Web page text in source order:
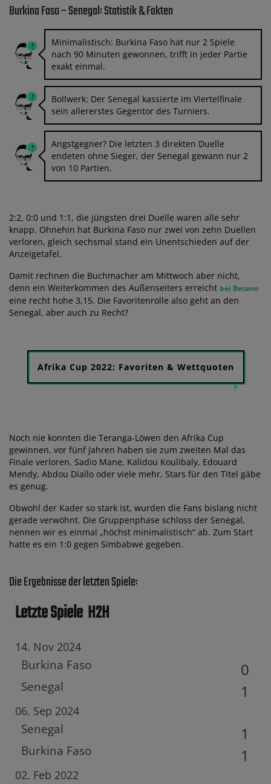
Burkina Faso – Senegal: Statistik & Fakten
Minimalistisch: Burkina Faso hat nur 2 Spiele
nach 90 Minuten gewonnen, trifft in jeder Partie
exakt einmal.
Bollwerk: Der Senegal kassierte im Viertelfinale
sein allererstes Gegentor des Turniers.
Angstgegner? Die letzten 3 direkten Duelle
endeten ohne Sieger, der Senegal gewann nur 2
von 10 Partien.
2:2, 0:0 und 1:1, die jüngsten drei Duelle waren alle sehr
knapp. Ohnehin hat Burkina Faso nur zwei von zehn Duellen
verloren, gleich sechsmal stand ein Unentschieden auf der
Anzeigetafel.
Damit rechnen die Buchmacher am Mittwoch aber nicht,
denn ein Weiterkommen des Außenseiters erreicht bei Betano
eine recht hohe 3,15. Die Favoritenrolle also geht an den
Senegal, aber auch zu Recht?
Afrika Cup 2022: Favoriten & Wettquoten
Noch nie konnten die Teranga-Löwen den Afrika Cup
gewinnen, vor fünf Jahren haben sie zum zweiten Mal das
Finale verloren. Sadio Mane, Kalidou Koulibaly, Edouard
Mendy, Abdou Diallo oder viele mehr, Stars für den Titel gäbe
es genug.
Obwohl der Kader so stark ist, wurden die Fans bislang nicht
gerade verwöhnt. Die Gruppenphase schloss der Senegal,
nennen wir es einmal „höchst minimalistisch“ ab. Zum Start
hatte es ein 1:0 gegen Simbabwe gegeben.
Die Ergebnisse der letzten Spiele:
Letzte Spiele H2H
14. Nov 2024
Burkina Faso
Senegal
0
1
06. Sep 2024
Senegal
Burkina Faso
1
1
02. Feb 2022